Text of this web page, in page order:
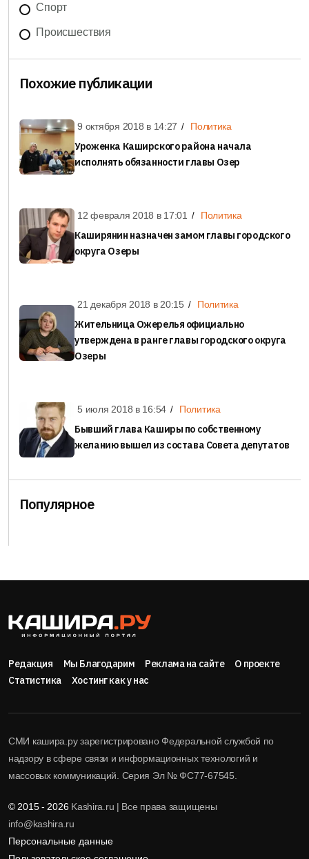
Спорт
Происшествия
Похожие публикации
9 октября 2018 в 14:27 Политика
Уроженка Каширского района начала
исполнять обязанности главы Озер
12 февраля 2018 в 17:01 Политика
Каширянин назначен замом главы городского
округа Озеры
21 декабря 2018 в 20:15 Политика
Жительница Ожерелья официально
утверждена в ранге главы городского округа
Озеры
5 июля 2018 в 16:54 Политика
Бывший глава Каширы по собственному
желанию вышел из состава Совета депутатов
Популярное
Редакция Мы Благодарим Реклама на сайте
О проекте
Статистика
Хостинг как у нас
СМИ кашира.ру зарегистрировано Федеральной службой по
надзору в сфере связи и информационных технологий и
массовых коммуникаций. Серия Эл № ФС77-67545.
© 2015 - 2026Kashira.ru | Все права защищены
info@kashira.ru
Персональные данные